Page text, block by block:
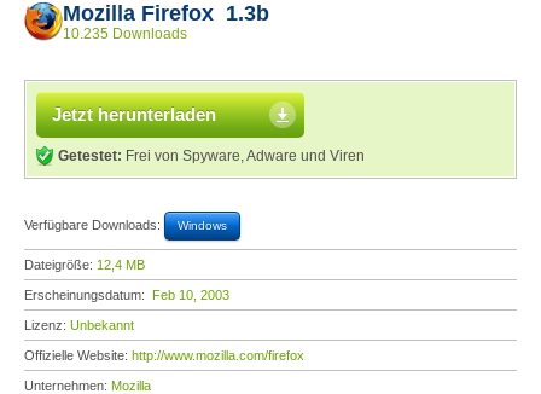
Mozilla Firefox 1.3b
10.235 Downloads
Jetzt herunterladen
Getestet: Frei von Spyware, Adware und Viren
Verfügbare Downloads: Windows
Dateigröße: 12,4 MB
Erscheinungsdatum: Feb 10, 2003
Lizenz: Unbekannt
Offizielle Website: http://www.mozilla.com/firefox
Unternehmen: Mozilla